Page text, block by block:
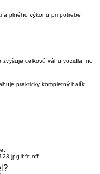
a plného výkonu pri potrebe
celkovú váhu vozidla, no
prakticky kompletný balík